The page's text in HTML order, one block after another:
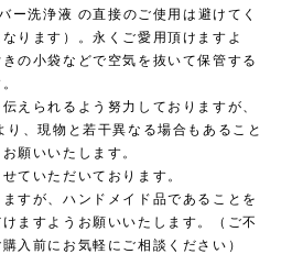
ー洗浄液 の直接のご使用は避けてく
ります）。永くご愛用頂けますよ
の小袋などで空気を抜いて保管する
えられるよう努力しておりますが、
り、現物と若干異なる場合もあること
願いいたします。
ていただいております。
すが、ハンドメイド品であることを
ますようお願いいたします。（ご不
入前にお気軽にご相談ください）